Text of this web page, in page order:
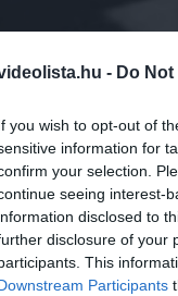
- Do
you wish to opt-out of
information for
your selection.
seeing interest-
disclosed to
disclosure of your
This
Participants